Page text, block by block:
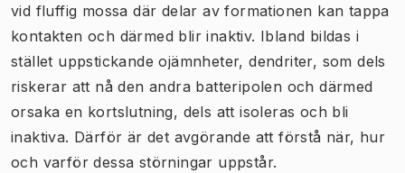
vid fluffig mossa där delar av formationen kan tappa
kontakten och därmed blir inaktiv. Ibland bildas i
stället uppstickande ojämnheter, dendriter, som dels
riskerar att nå den andra batteripolen och därmed
orsaka en kortslutning, dels att isoleras och bli
inaktiva. Därför är det avgörande att förstå när, hur
och varför dessa störningar uppstår.